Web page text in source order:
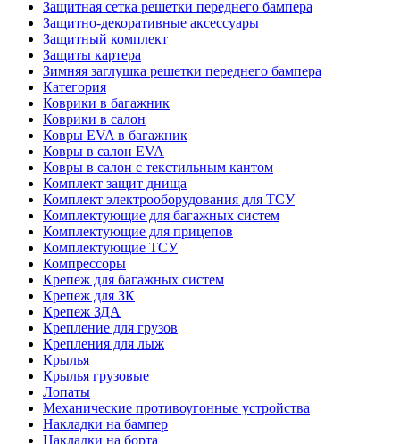
Защитная сетка решетки переднего бампера
Защитно-декоративные аксессуары
Защитный комплект
Защиты картера
Зимняя заглушка решетки переднего бампера
Категория
Коврики в багажник
Коврики в салон
Ковры EVA в багажник
Ковры в салон EVA
Ковры в салон с текстильным кантом
Комплект защит днища
Комплект электрооборудования для ТСУ
Комплектующие для багажных систем
Комплектующие для прицепов
Комплектующие ТСУ
Компрессоры
Крепеж для багажных систем
Крепеж для ЗК
Крепеж ЗДА
Крепление для грузов
Крепления для лыж
Крылья
Крылья грузовые
Лопаты
Механические противоугонные устройства
Накладки на бампер
Накладки на борта